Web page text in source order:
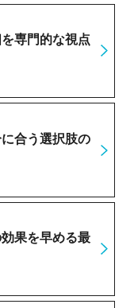
専門的な視点
合う選択肢の
果を早める最